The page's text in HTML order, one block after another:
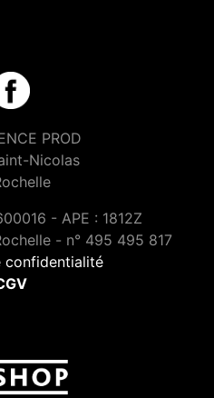
PROD
Nicolas
- APE : 1812Z
- n° 495 495 817
confidentialité